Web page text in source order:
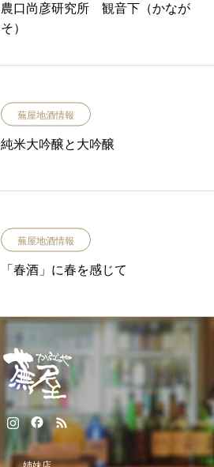
農口尚彦研究所 観音下（かなが
そ）
蕪屋地酒情報
純米大吟醸と大吟醸
蕪屋地酒情報
「春酒」に春を感じて